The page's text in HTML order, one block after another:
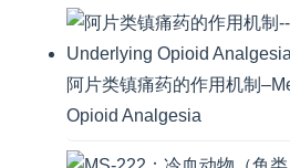
阿片类镇痛药的作用机制
Opioid Analgesia